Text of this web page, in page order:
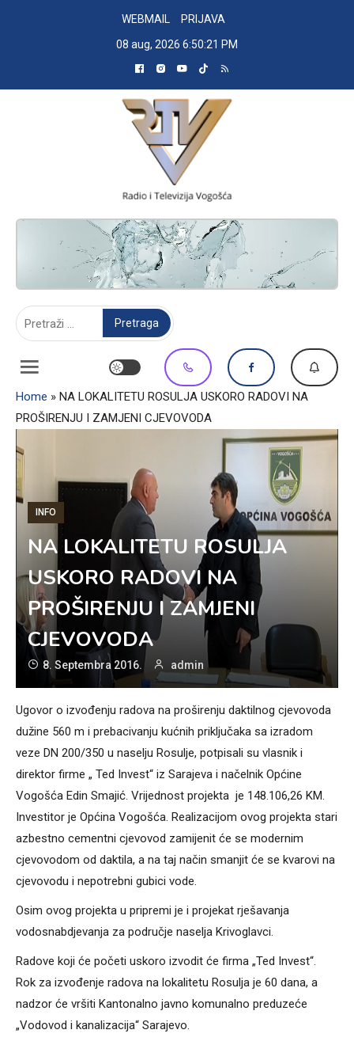
WEBMAIL
PRIJAVA
08 aug, 2026 6:50:22 PM
RADIO TELEVIZIJA VOGOŠĆA
Home » NA LOKALITETU ROSULJA USKORO RADOVI NA
PROŠIRENJU I ZAMJENI CJEVOVODA
INFO
NA LOKALITETU ROSULJA
USKORO RADOVI NA
PROŠIRENJU I ZAMJENI
CJEVOVODA
8. Septembra 2016. admin
Ugovor o izvođenju radova na proširenju daktilnog cjevovoda
dužine 560 m i prebacivanju kućnih priključaka sa izradom
veze DN 200/350 u naselju Rosulje, potpisali su vlasnik i
direktor firme „ Ted Invest“ iz Sarajeva i načelnik Općine
Vogošća Edin Smajić. Vrijednost projekta je 148.106,26 KM.
Investitor je Općina Vogošća. Realizacijom ovog projekta stari
azbestno cementni cjevovod zamijenit će se modernim
cjevovodom od daktila, a na taj način smanjit će se kvarovi na
cjevovodu i nepotrebni gubici vode.
Osim ovog projekta u pripremi je i projekat rješavanja
vodosnabdjevanja za područje naselja Krivoglavci.
Radove koji će početi uskoro izvodit će firma „Ted Invest“.
Rok za izvođenje radova na lokalitetu Rosulja je 60 dana, a
nadzor će vršiti Kantonalno javno komunalno preduzeće
„Vodovod i kanalizacija“ Sarajevo.